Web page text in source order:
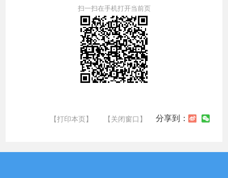
扫一扫在手机打开当前页
【打印本页】 【关闭窗口】 分享到：